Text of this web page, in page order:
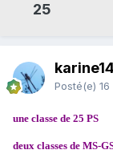
25
Posté(e)
une classe de 25 PS
deux classes de MS-